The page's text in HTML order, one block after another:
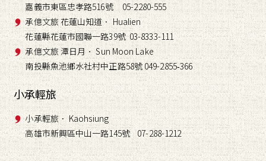
嘉義市東區忠孝路516號 05-2280-555
承億文旅 花蓮山知道． Hualien
花蓮縣花蓮市國聯一路39號 03-8333-111
承億文旅 潭日月． Sun Moon Lake
南投縣魚池鄉水社村中正路58號 049-2855-366
小承輕旅
小承輕旅． Kaohsiung
高雄市新興區中山一路145號 07-288-1212